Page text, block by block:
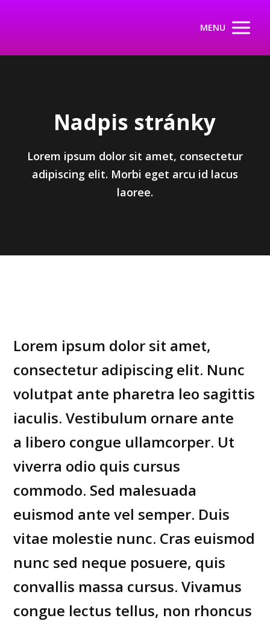
MENU
Nadpis stránky
Lorem ipsum dolor sit amet, consectetur
adipiscing elit. Morbi eget arcu id lacus
laoree.
Lorem ipsum dolor sit amet,
consectetur adipiscing elit. Nunc
volutpat ante pharetra leo sagittis
iaculis. Vestibulum ornare ante
a libero congue ullamcorper. Ut
viverra odio quis cursus
commodo. Sed malesuada
euismod ante vel semper. Duis
vitae molestie nunc. Cras euismod
nunc sed neque posuere, quis
convallis massa cursus. Vivamus
congue lectus tellus, non rhoncus